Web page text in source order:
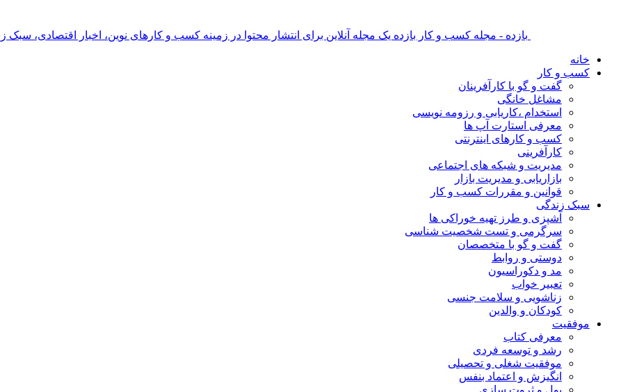
بازده - مجله کسب و کار بازده یک مجله آنلاین برای انتشار محتوا در زمینه کسب و کارهای نوین، اخبار اقتصادی، سبک
خانه
کسب و کار
گفت و گو با کارآفرینان
مشاغل خانگی
استخدام ،کاریابی و رزومه نویسی
معرفی استارت آپ ها
کسب و کارهای اینترنتی
کارآفرینی
مدیریت و شبکه های اجتماعی
بازاریابی و مدیریت بازار
قوانین و مقررات کسب و کار
سبک زندگی
آشپزی و طرز تهیه خوراکی ها
سرگرمی و تست شخصیت شناسی
گفت و گو با متخصصان
دوستی و روابط
مد و دکوراسیون
تعبیر خواب
زناشویی و سلامت جنسی
کودکان و والدین
موفقیت
معرفی کتاب
رشد و توسعه فردی
موفقیت شغلی و تحصیلی
انگیزش و اعتماد بنفس
پول و ثروت سازی